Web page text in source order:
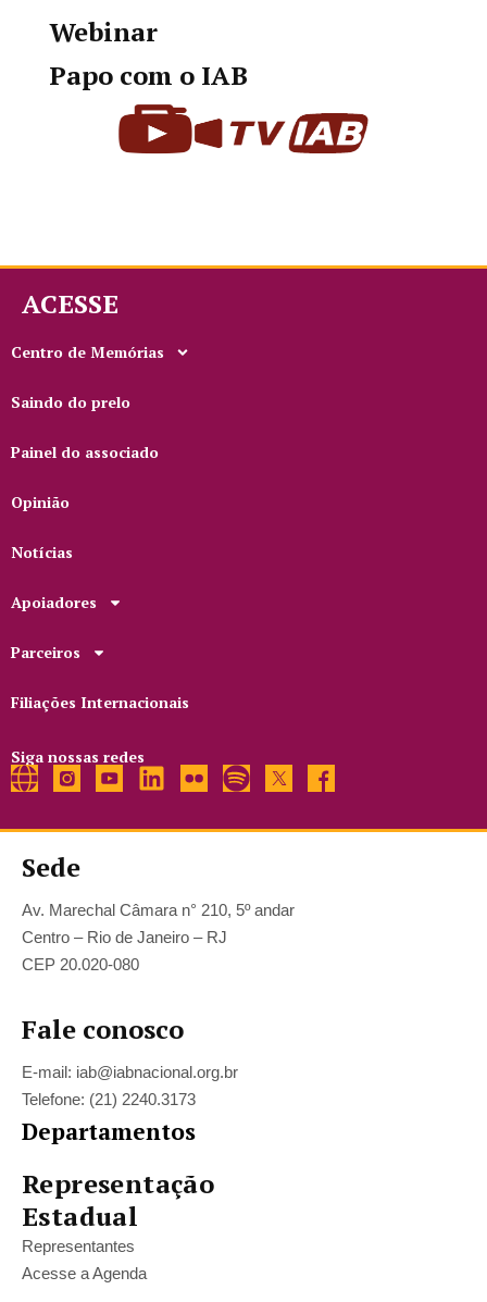
Webinar
Papo com o IAB
ACESSE
Centro de Memórias
Saindo do prelo
Painel do associado
Opinião
Notícias
Apoiadores
Parceiros
Filiações Internacionais
Siga nossas redes
Sede
Av. Marechal Câmara n° 210, 5º andar
Centro – Rio de Janeiro – RJ
CEP 20.020-080
Fale conosco
E-mail: iab@iabnacional.org.br
Telefone: (21) 2240.3173
Departamentos
Representação
Estadual
Representantes
Acesse a Agenda